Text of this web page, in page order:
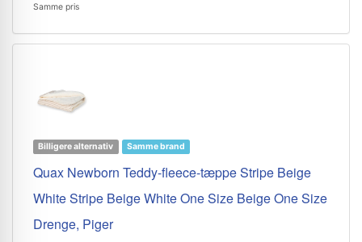
Samme pris
Billigere alternativ Samme brand
Quax Newborn Teddy-fleece-tæppe Stripe Beige
White Stripe Beige White One Size Beige One Size
Drenge, Piger